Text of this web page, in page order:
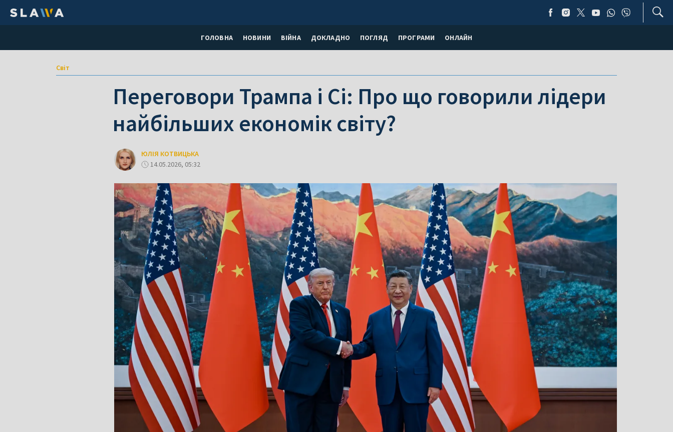
ГОЛОВНА НОВИНИ ВІЙНА ДОКЛАДНО ПОГЛЯД ПРОГРАМИ ОНЛАЙН
Світ
Переговори Трампа і Сі: Про що говорили лідери
найбільших економік світу?
ЮЛІЯ КОТВИЦЬКА
14.05.2026, 05:32